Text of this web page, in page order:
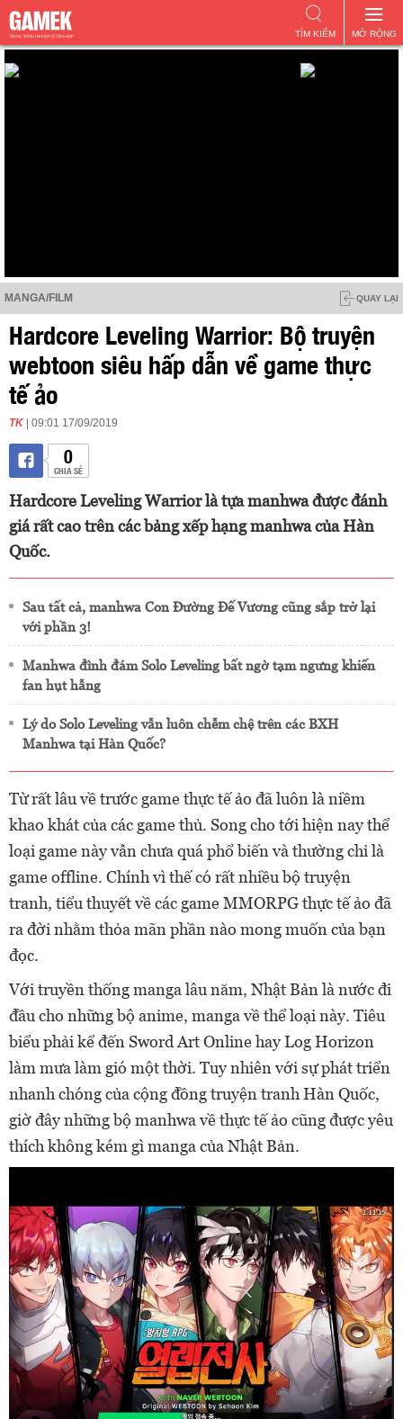
MỞ RỘNG
TÌM KIẾM
MANGA/FILM QUAY LẠI
Hardcore Leveling Warrior: Bộ truyện
webtoon siêu hấp dẫn về game thực
tế ảo
TK | 09:01 17/09/2019
0
CHIA SẺ
Hardcore Leveling Warrior là tựa manhwa được đánh
giá rất cao trên các bảng xếp hạng manhwa của Hàn
Quốc.
Sau tất cả, manhwa Con Đường Đế Vương cũng sắp trở lại
với phần 3!
Manhwa đình đám Solo Leveling bất ngờ tạm ngưng khiến
fan hụt hẫng
Lý do Solo Leveling vẫn luôn chễm chệ trên các BXH
Manhwa tại Hàn Quốc?
Từ rất lâu về trước game thực tế ảo đã luôn là niềm
khao khát của các game thủ. Song cho tới hiện nay thể
loại game này vẫn chưa quá phổ biến và thường chỉ là
game offline. Chính vì thế có rất nhiều bộ truyện
tranh, tiểu thuyết về các game MMORPG thực tế ảo đã
ra đời nhằm thỏa mãn phần nào mong muốn của bạn
đọc.
Với truyền thống manga lâu năm, Nhật Bản là nước đi
đầu cho những bộ anime, manga về thể loại này. Tiêu
biểu phải kể đến Sword Art Online hay Log Horizon
làm mưa làm gió một thời. Tuy nhiên với sự phát triển
nhanh chóng của cộng đồng truyện tranh Hàn Quốc,
giờ đây những bộ manhwa về thực tế ảo cũng được yêu
thích không kém gì manga của Nhật Bản.